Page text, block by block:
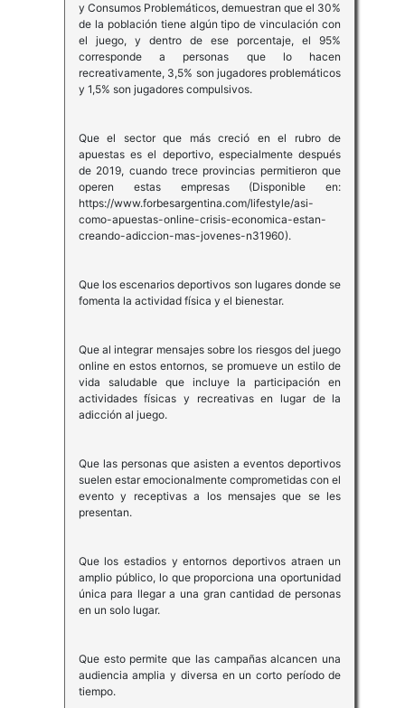
y Consumos Problemáticos, demuestran que el 30%
de la población tiene algún tipo de vinculación con
el juego, y dentro de ese porcentaje, el 95%
corresponde a personas que lo hacen
recreativamente, 3,5% son jugadores problemáticos
y 1,5% son jugadores compulsivos.
Que el sector que más creció en el rubro de
apuestas es el deportivo, especialmente después
de 2019, cuando trece provincias permitieron que
operen estas empresas (Disponible en:
https://www.forbesargentina.com/lifestyle/asi-
como-apuestas-online-crisis-economica-estan-
creando-adiccion-mas-jovenes-n31960).
Que los escenarios deportivos son lugares donde se
fomenta la actividad física y el bienestar.
Que al integrar mensajes sobre los riesgos del juego
online en estos entornos, se promueve un estilo de
vida saludable que incluye la participación en
actividades físicas y recreativas en lugar de la
adicción al juego.
Que las personas que asisten a eventos deportivos
suelen estar emocionalmente comprometidas con el
evento y receptivas a los mensajes que se les
presentan.
Que los estadios y entornos deportivos atraen un
amplio público, lo que proporciona una oportunidad
única para llegar a una gran cantidad de personas
en un solo lugar.
Que esto permite que las campañas alcancen una
audiencia amplia y diversa en un corto período de
tiempo.